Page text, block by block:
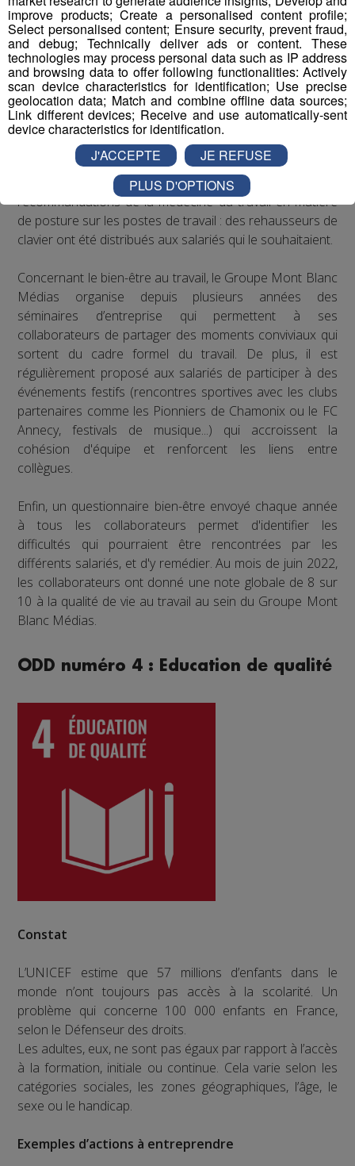
Soutenir les campagnes préventives de santé
publique sur les maladies graves, telles que le
VIH/SIDA, le cancer, les maladies
cardiovasculaires, le paludisme, la tuberculose ou
l’obésité
Les actions de Radio Mont Blanc
Concernant les troubles musculo-squelettiques, Radio
Mont Blanc s’est engagé à respecter les
recommandations de la médecine du travail en matière
de posture sur les postes de travail : des rehausseurs de
clavier ont été distribués aux salariés qui le souhaitaient.
Concernant le bien-être au travail, le Groupe Mont Blanc
Médias organise depuis plusieurs années des
séminaires d’entreprise qui permettent à ses
collaborateurs de partager des moments conviviaux qui
sortent du cadre formel du travail. De plus, il est
régulièrement proposé aux salariés de participer à des
événements festifs (rencontres sportives avec les clubs
partenaires comme les Pionniers de Chamonix ou le FC
Annecy, festivals de musique...) qui accroissent la
cohésion d'équipe et renforcent les liens entre
collègues.
Enfin, un questionnaire bien-être envoyé chaque année
à tous les collaborateurs permet d'identifier les
difficultés qui pourraient être rencontrées par les
différents salariés, et d'y remédier. Au mois de juin 2022,
les collaborateurs ont donné une note globale de 8 sur
10 à la qualité de vie au travail au sein du Groupe Mont
Blanc Médias.
ODD numéro 4 : Education de qualité
Constat
L’UNICEF estime que 57 millions d’enfants dans le
monde n’ont toujours pas accès à la scolarité. Un
problème qui concerne 100 000 enfants en France,
selon le Défenseur des droits.
Les adultes, eux, ne sont pas égaux par rapport à l’accès
à la formation, initiale ou continue. Cela varie selon les
catégories sociales, les zones géographiques, l’âge, le
sexe ou le handicap.
Exemples d’actions à entreprendre
improve products; Create a personalised content profile;
Select personalised content; Ensure security, prevent fraud,
and debug; Technically deliver ads or content. These
technologies may process personal data such as IP address
and browsing data to offer following functionalities: Actively
scan device characteristics for identification; Use precise
geolocation data; Match and combine offline data sources;
Link different devices; Receive and use automatically-sent
device characteristics for identification.
J'ACCEPTE
JE REFUSE
PLUS D'OPTIONS